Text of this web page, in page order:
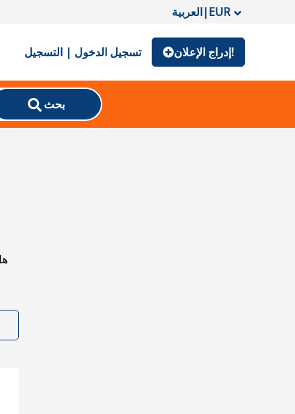
العربية|EUR
تسجيل الدخول | التسجيل إدراج الإعلان!
بحث